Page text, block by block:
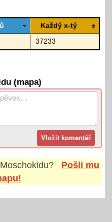
Každý x-tý
37233
(mapa)
Moschokidu?
Pošli mu